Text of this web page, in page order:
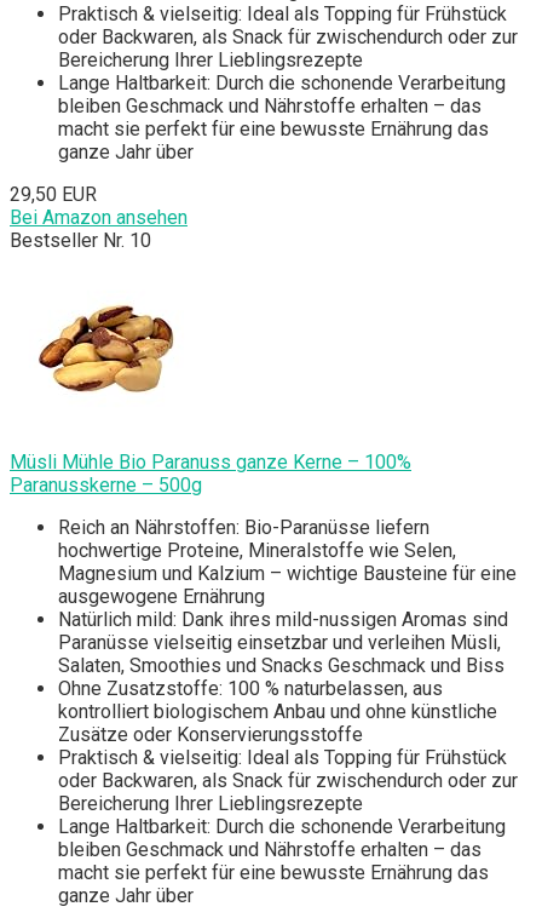
Praktisch & vielseitig: Ideal als Topping für Frühstück
oder Backwaren, als Snack für zwischendurch oder zur
Bereicherung Ihrer Lieblingsrezepte
Lange Haltbarkeit: Durch die schonende Verarbeitung
bleiben Geschmack und Nährstoffe erhalten – das
macht sie perfekt für eine bewusste Ernährung das
ganze Jahr über
29,50 EUR
Bei Amazon ansehen
Bestseller Nr. 10
Müsli Mühle Bio Paranuss ganze Kerne – 100%
Paranusskerne – 500g
Reich an Nährstoffen: Bio-Paranüsse liefern
hochwertige Proteine, Mineralstoffe wie Selen,
Magnesium und Kalzium – wichtige Bausteine für eine
ausgewogene Ernährung
Natürlich mild: Dank ihres mild-nussigen Aromas sind
Paranüsse vielseitig einsetzbar und verleihen Müsli,
Salaten, Smoothies und Snacks Geschmack und Biss
Ohne Zusatzstoffe: 100 % naturbelassen, aus
kontrolliert biologischem Anbau und ohne künstliche
Zusätze oder Konservierungsstoffe
Praktisch & vielseitig: Ideal als Topping für Frühstück
oder Backwaren, als Snack für zwischendurch oder zur
Bereicherung Ihrer Lieblingsrezepte
Lange Haltbarkeit: Durch die schonende Verarbeitung
bleiben Geschmack und Nährstoffe erhalten – das
macht sie perfekt für eine bewusste Ernährung das
ganze Jahr über